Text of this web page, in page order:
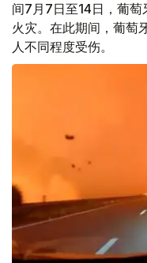
间7月7日至14日，葡
火灾。在此期间，葡萄
人不同程度受伤。